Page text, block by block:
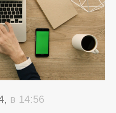
в 14:56